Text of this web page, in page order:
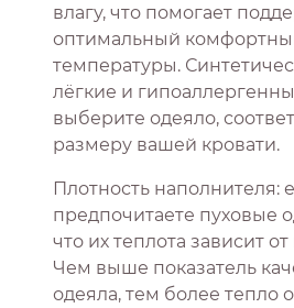
влагу, что помогает
оптимальный
температуры.
лёгкие и
выберите одеяло,
размеру вашей кровати.
Плотность наполнителя:
предпочитаете пуховые
что их теплота зависит
Чем выше показатель
одеяла, тем более тепло